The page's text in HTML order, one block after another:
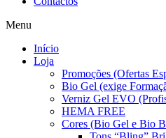
Menu
Início
Loja
Promoções (Ofertas
Bio Gel (exige
Verniz Gel EVO
HEMA FREE
Cores (Bio Gel e Bio